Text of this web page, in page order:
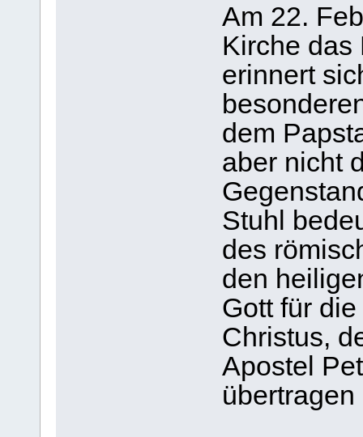
Am 22.
Kirche das
erinnert
dem
aber nicht
Stuhl
des
den
Gott für
Christus,
Apostel
übertragen